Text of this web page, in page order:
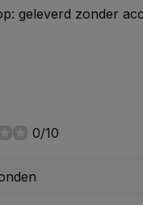
geleverd zonder
0/10